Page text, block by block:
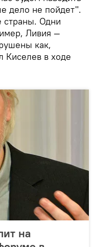
дело не пойдет".
страны. Одни
Ливия —
как,
Киселев в ходе
на